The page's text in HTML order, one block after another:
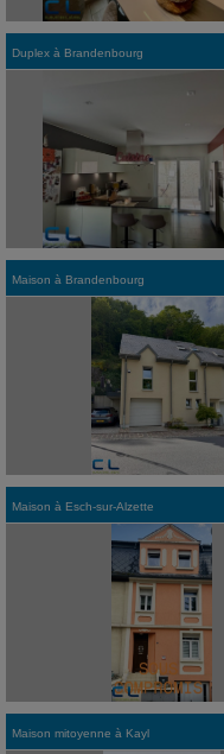
Duplex à Brandenbourg
Maison à Brandenbourg
Maison à Esch-sur-Alzette
Maison mitoyenne à Kayl